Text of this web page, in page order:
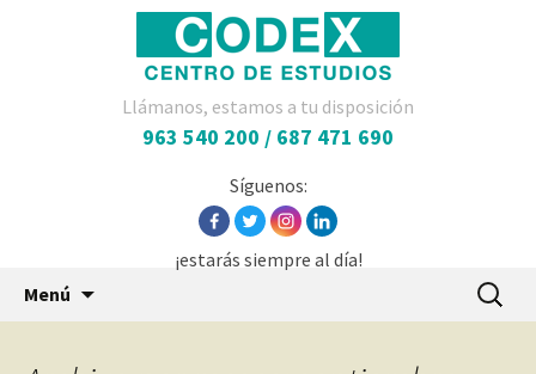
Llámanos, estamos a tu disposición
963 540 200 / 687 471 690
Síguenos:
¡estarás siempre al día!
Menú
Buscar: